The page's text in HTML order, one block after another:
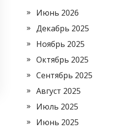
Июнь 2026
Декабрь 2025
Ноябрь 2025
Октябрь 2025
Сентябрь 2025
Август 2025
Июль 2025
Июнь 2025